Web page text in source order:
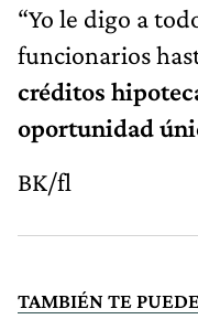
“Yo le digo a
funcionarios
créditos
oportunidad
BK/fl
TAMBIÉN TE